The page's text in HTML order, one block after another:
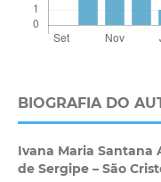
BIOGRAFIA DO
Ivana Maria Santana
de Sergipe – São